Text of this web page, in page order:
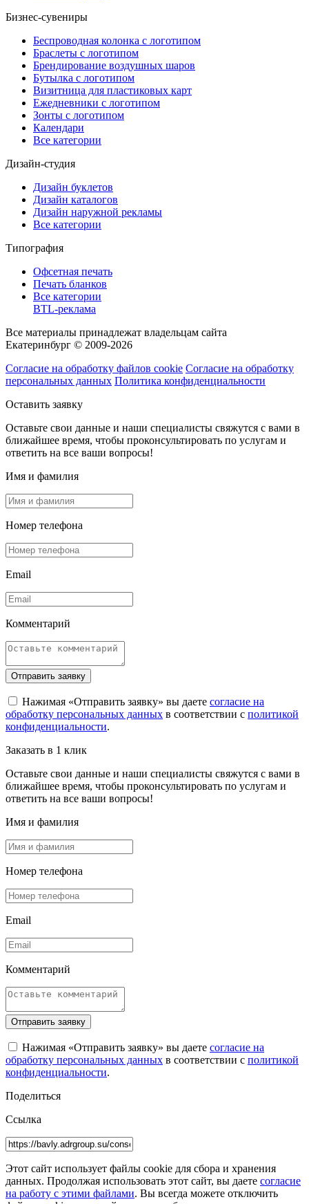
Бизнес-сувениры
Беспроводная колонка с логотипом
Браслеты с логотипом
Брендирование воздушных шаров
Бутылка с логотипом
Визитница для пластиковых карт
Ежедневники с логотипом
Зонты с логотипом
Календари
Все категории
Дизайн-студия
Дизайн буклетов
Дизайн каталогов
Дизайн наружной рекламы
Все категории
Типография
Офсетная печать
Печать бланков
Все категории
BTL-реклама
Все материалы принадлежат владельцам сайта
Екатеринбург © 2009-2026
Согласие на обработку файлов cookie Согласие на обработку
персональных данных Политика конфиденциальности
Оставить заявку
Оставьте свои данные и наши специалисты свяжутся с вами в
ближайшее время, чтобы проконсультировать по услугам и
ответить на все ваши вопросы!
Имя и фамилия
Номер телефона
Email
Комментарий
Отправить заявку
Нажимая «Отправить заявку» вы даете согласие на
обработку персональных данных в соответствии с политикой
конфиденциальности.
Заказать в 1 клик
Оставьте свои данные и наши специалисты свяжутся с вами в
ближайшее время, чтобы проконсультировать по услугам и
ответить на все ваши вопросы!
Имя и фамилия
Номер телефона
Email
Комментарий
Отправить заявку
Нажимая «Отправить заявку» вы даете согласие на
обработку персональных данных в соответствии с политикой
конфиденциальности.
Поделиться
Ссылка
Этот сайт использует файлы cookie для сбора и хранения
данных. Продолжая использовать этот сайт, вы даете согласие
на работу с этими файлами. Вы всегда можете отключить